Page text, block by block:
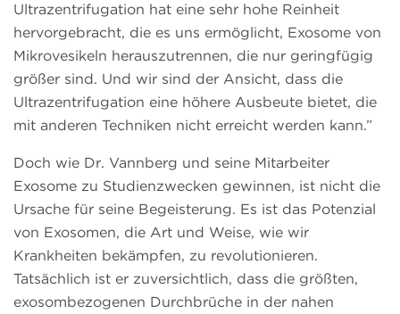
Ultrazentrifugation hat eine sehr hohe Reinheit
hervorgebracht, die es uns ermöglicht, Exosome von
Mikrovesikeln herauszutrennen, die nur geringfügig
größer sind. Und wir sind der Ansicht, dass die
Ultrazentrifugation eine höhere Ausbeute bietet, die
mit anderen Techniken nicht erreicht werden kann.”
Doch wie Dr. Vannberg und seine Mitarbeiter
Exosome zu Studienzwecken gewinnen, ist nicht die
Ursache für seine Begeisterung. Es ist das Potenzial
von Exosomen, die Art und Weise, wie wir
Krankheiten bekämpfen, zu revolutionieren.
Tatsächlich ist er zuversichtlich, dass die größten,
exosombezogenen Durchbrüche in der nahen